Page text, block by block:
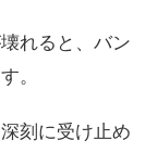
れると、バン
。
刻に受け止め